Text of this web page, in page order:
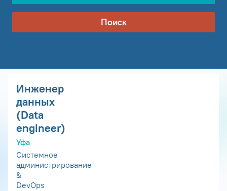
Поиск
Инженер
данных
(Data
engineer)
Уфа
Системное
администрирование
&
DevOps